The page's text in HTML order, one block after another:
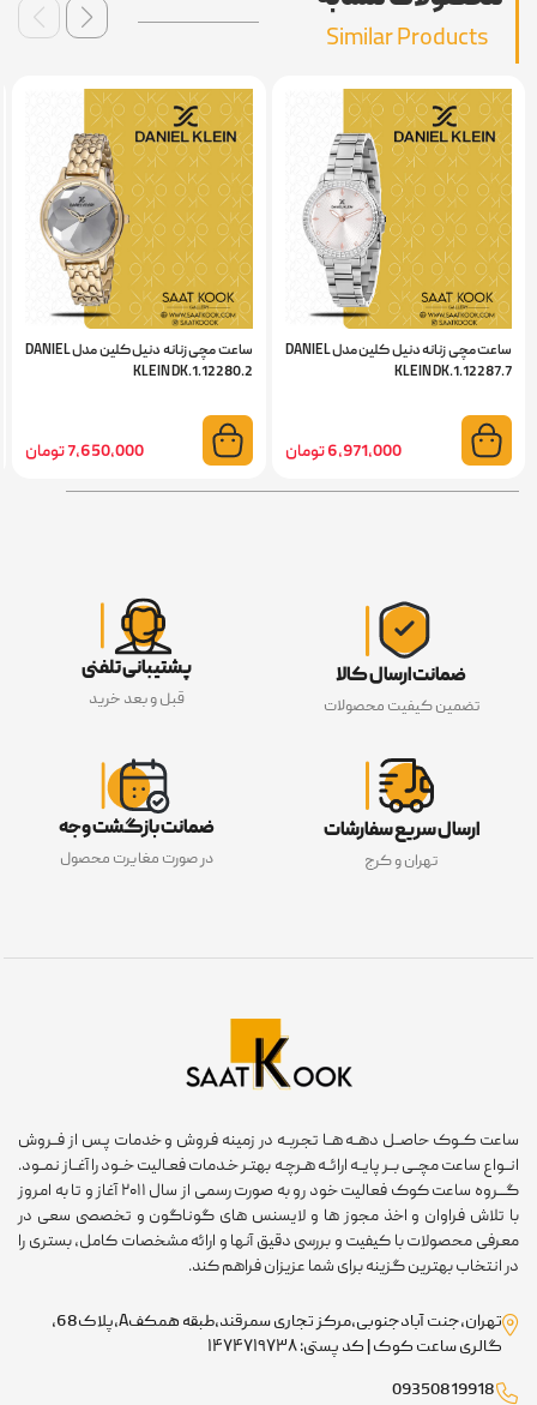
Similar Products
ساعت مچی زنانه دنیل کلین مدل DANIEL
KLEIN DK.1.12287.7
6,971,000 تومان
ساعت مچی زنانه دنیل کلین مدل DANIEL
KLEIN DK.1.12280.2
7,650,000 تومان
ضمانت ارسال کالا
تضمین کیفیت محصولات
پشتیبانی تلفنی
قبل و بعد خرید
ارسال سریع سفارشات
تهران و کرج
ضمانت بازگشت وجه
در صورت مغایرت محصول
ساعت کــوک حاصــل دهــه هــا تجربــه در زمینه فروش و خدمات پـس از فــروش
انــواع ساعت مچــی بــر پایــه ارائــه هـرچـه بهتـر خـدمات فعـالیت خــود را آغــاز نمــود.
گـــروه ساعت کوک فعالیت خود رو به صورت رسمی از سال ۲۰۱۱ آغاز و تا به امروز
با تلاش فراوان و اخذ مجوز ها و لایسنس های گوناگون و تخصصی سعی در
معرفی محصولات با کیفیت و بررسی دقیق آنها و ارائه مشخصات کامل، بستری را
در انتخاب بهترین گزینه برای شما عزیزان فراهم کند.
تهران،جنت آبادجنوبی،مرکز تجاری سمرقند،طبقه همکفA،پلاک68،
گالری ساعت کوک | کد پستی: ۱۴۷۴۷۱۹۷۳۸
09350819918